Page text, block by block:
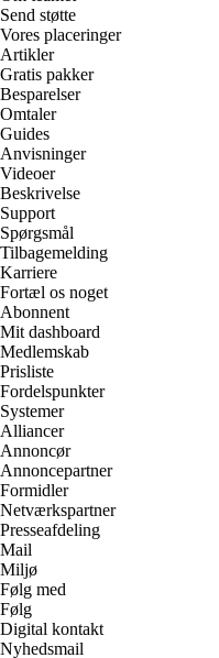
Send støtte
Vores placeringer
Artikler
Gratis pakker
Besparelser
Omtaler
Guides
Anvisninger
Videoer
Beskrivelse
Support
Spørgsmål
Tilbagemelding
Karriere
Fortæl os noget
Abonnent
Mit dashboard
Medlemskab
Prisliste
Fordelspunkter
Systemer
Alliancer
Annoncør
Annoncepartner
Formidler
Netværkspartner
Presseafdeling
Mail
Miljø
Følg med
Følg
Digital kontakt
Nyhedsmail